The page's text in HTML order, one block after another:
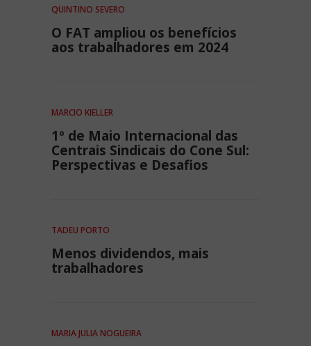
QUINTINO SEVERO
O FAT ampliou os benefícios
aos trabalhadores em 2024
MARCIO KIELLER
1º de Maio Internacional das
Centrais Sindicais do Cone Sul:
Perspectivas e Desafios
TADEU PORTO
Menos dividendos, mais
trabalhadores
MARIA JULIA NOGUEIRA